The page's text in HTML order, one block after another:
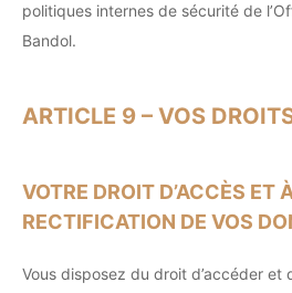
politiques internes de sécurité de
Bandol.
ARTICLE 9 – VOS
VOTRE DROIT D’ACCÈS ET
RECTIFICATION DE VOS
Vous disposez du droit d’accéder et